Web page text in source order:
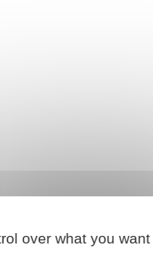
over what you